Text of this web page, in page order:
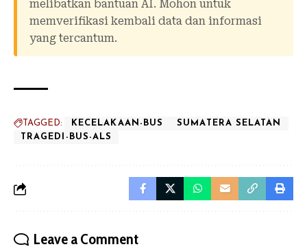
melibatkan bantuan AI. Mohon untuk
memverifikasi kembali data dan informasi
yang tercantum.
TAGGED: KECELAKAAN-BUS
SUMATERA SELATAN
TRAGEDI-BUS-ALS
Leave a Comment